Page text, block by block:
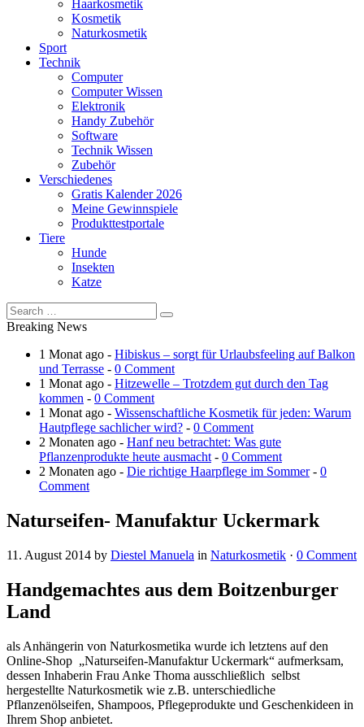
Haarkosmetik
Kosmetik
Naturkosmetik
Sport
Technik
Computer
Computer Wissen
Elektronik
Handy Zubehör
Software
Technik Wissen
Zubehör
Verschiedenes
Gratis Kalender 2026
Meine Gewinnspiele
Produkttestportale
Tiere
Hunde
Insekten
Katze
Breaking News
1 Monat ago - Hibiskus – sorgt für Urlaubsfeeling auf Balkon
und Terrasse - 0 Comment
1 Monat ago - Hitzewelle – Trotzdem gut durch den Tag
kommen - 0 Comment
1 Monat ago - Wissenschaftliche Kosmetik für jeden: Warum
Hautpflege sachlicher wird? - 0 Comment
2 Monaten ago - Hanf neu betrachtet: Was gute
Pflanzenprodukte heute ausmacht - 0 Comment
2 Monaten ago - Die richtige Haarpflege im Sommer- 0
Comment
Naturseifen- Manufaktur Uckermark
11. August 2014 by Diestel Manuela in Naturkosmetik · 0 Comment
Handgemachtes aus dem Boitzenburger
Land
als Anhängerin von Naturkosmetika wurde ich letztens auf den
Online-Shop „Naturseifen-Manufaktur Uckermark“ aufmerksam,
dessen Inhaberin Frau Anke Thoma ausschließlich selbst
hergestellte Naturkosmetik wie z.B. unterschiedliche
Pflanzenölseifen, Shampoos, Pflegeprodukte und Geschenkideen in
Ihrem Shop anbietet.